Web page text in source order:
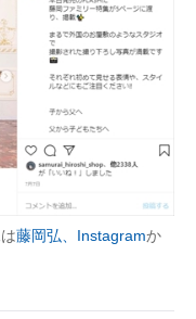
藤岡弘、Instagramか